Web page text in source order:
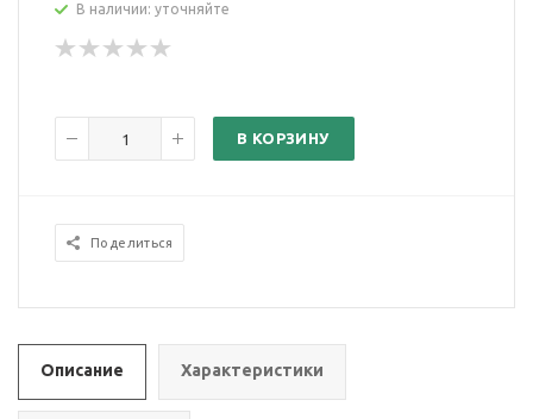
В наличии: уточняйте
В КОРЗИНУ
Поделиться
Описание Характеристики